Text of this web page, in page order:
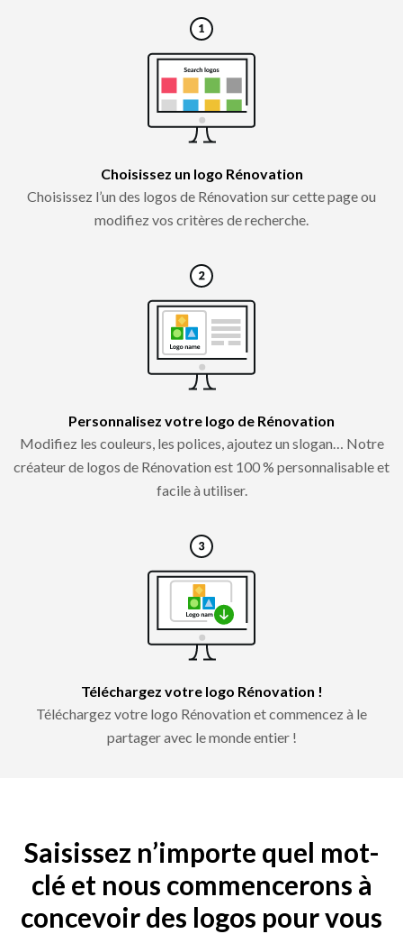
Choisissez un logo Rénovation
Choisissez l’un des logos de Rénovation sur cette page ou
modifiez vos critères de recherche.
Personnalisez votre logo de Rénovation
Modifiez les couleurs, les polices, ajoutez un slogan… Notre
créateur de logos de Rénovation est 100 % personnalisable et
facile à utiliser.
Téléchargez votre logo Rénovation !
Téléchargez votre logo Rénovation et commencez à le
partager avec le monde entier !
Saisissez n’importe quel mot-
clé et nous commencerons à
concevoir des logos pour vous